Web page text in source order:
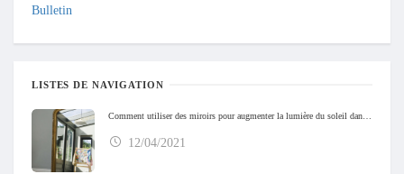
Bulletin
LISTES DE NAVIGATION
12/04/2021